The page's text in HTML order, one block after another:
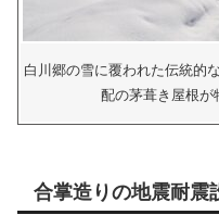
白川郷の雪に覆われた伝統的
配の茅葺き屋根が
合掌造りの地震耐震